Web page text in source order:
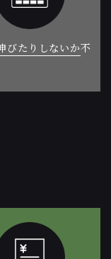
びたりしないか不